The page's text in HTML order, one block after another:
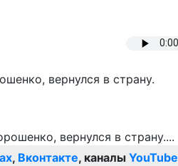
вернулся в страну.
, Вконтакте, каналы YouTube